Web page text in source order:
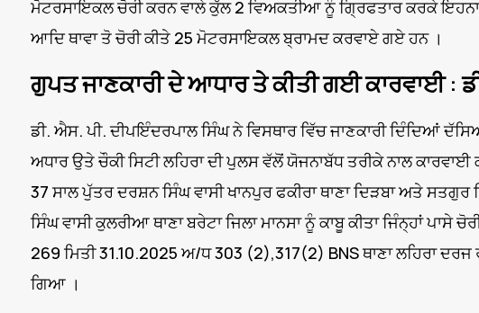
ਮੋਟਰਸਾਇਕਲ ਚੋਰੀ ਕਰਨ ਵਾਲੇ ਕੁੱਲ 2 ਵਿਅਕਤੀਆ ਨੂੰ ਗ੍ਰਿਫਤਾਰ ਕਰਕੇ ਇਹਨਾ
ਆਦਿ ਥਾਵਾ ਤੋ ਚੋਰੀ ਕੀਤੇ 25 ਮੋਟਰਸਾਇਕਲ ਬ੍ਰਾਮਦ ਕਰਵਾਏ ਗਏ ਹਨ ।
ਗੁਪਤ ਜਾਣਕਾਰੀ ਦੇ ਆਧਾਰ ਤੇ ਕੀਤੀ ਗਈ ਕਾਰਵਾਈ :
ਡੀ. ਐਸ. ਪੀ. ਦੀਪਇੰਦਰਪਾਲ ਸਿੰਘ ਨੇ ਵਿਸਥਾਰ ਵਿੱਚ ਜਾਣਕਾਰੀ ਦਿੰਦਿਆਂ
ਅਧਾਰ ਉਤੇ ਚੌਕੀ ਸਿਟੀ ਲਹਿਰਾ ਦੀ ਪੁਲਸ ਵੱਲੋਂ ਯੋਜਨਾਬੱਧ ਤਰੀਕੇ ਨਾਲ
37 ਸਾਲ ਪੁੱਤਰ ਦਰਸ਼ਨ ਸਿੰਘ ਵਾਸੀ ਖਾਨਪੁਰ ਫਕੀਰਾ ਥਾਣਾ ਦਿੜਬਾ ਅਤੇ
ਸਿੰਘ ਵਾਸੀ ਕੁਲਰੀਆ ਥਾਣਾ ਬਰੇਟਾ ਜਿਲਾ ਮਾਨਸਾ ਨੂੰ ਕਾਬੂ ਕੀਤਾ ਜਿੰਨ੍ਹਾਂ
269 ਮਿਤੀ 31.10.2025 ਅ/ਧ 303 (2),317(2) BNS ਥਾਣਾ ਲਹਿਰਾ
ਗਿਆ ।